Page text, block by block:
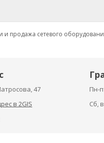
47
в 2GIS
Пн-
Сб,